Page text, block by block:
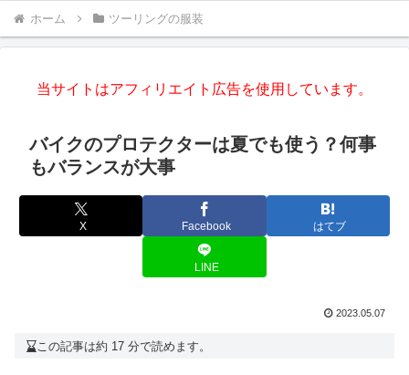
ホーム ツーリングの服装
当サイトはアフィリエイト広告を使用しています。
バイクのプロテクターは夏でも使う？何事
もバランスが大事
X Facebook はてブ
LINE
2023.05.07
この記事は約 17 分で読めます。